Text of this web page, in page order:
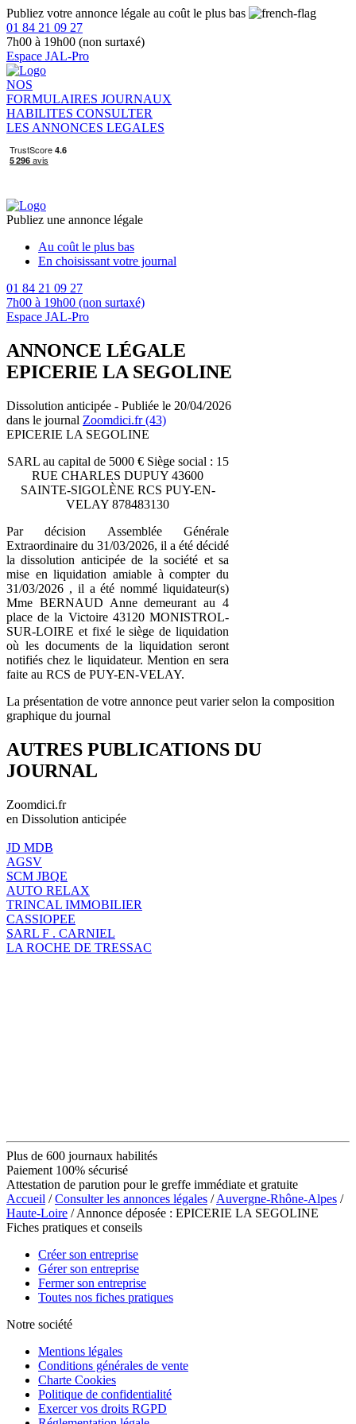
Publiez votre annonce légale au coût le plus bas
01 84 21 09 27
7h00 à 19h00 (non surtaxé)
Espace JAL-Pro
NOS
FORMULAIRES JOURNAUX
HABILITES CONSULTER
LES ANNONCES LEGALES
Publiez une annonce légale
Au coût le plus bas
En choisissant votre journal
01 84 21 09 27
7h00 à 19h00 (non surtaxé)
Espace JAL-Pro
ANNONCE LÉGALE
EPICERIE LA SEGOLINE
Dissolution anticipée - Publiée le 20/04/2026
dans le journal Zoomdici.fr (43)
EPICERIE LA SEGOLINE
SARL au capital de 5000 € Siège social : 15
RUE CHARLES DUPUY 43600
SAINTE-SIGOLÈNE RCS PUY-EN-
VELAY 878483130
Par décision Assemblée Générale
Extraordinaire du 31/03/2026, il a été décidé
la dissolution anticipée de la société et sa
mise en liquidation amiable à compter du
31/03/2026 , il a été nommé liquidateur(s)
Mme BERNAUD Anne demeurant au 4
place de la Victoire 43120 MONISTROL-
SUR-LOIRE et fixé le siège de liquidation
où les documents de la liquidation seront
notifiés chez le liquidateur. Mention en sera
faite au RCS de PUY-EN-VELAY.
La présentation de votre annonce peut varier selon la composition
graphique du journal
AUTRES PUBLICATIONS DU
JOURNAL
Zoomdici.fr
en Dissolution anticipée
JD MDB
AGSV
SCM JBQE
AUTO RELAX
TRINCAL IMMOBILIER
CASSIOPEE
SARL F . CARNIEL
LA ROCHE DE TRESSAC
Plus de 600 journaux habilités
Paiement 100% sécurisé
Attestation de parution pour le greffe immédiate et gratuite
Accueil /Consulter les annonces légales /Auvergne-Rhône-Alpes /
Haute-Loire / Annonce déposée : EPICERIE LA SEGOLINE
Fiches pratiques et conseils
Créer son entreprise
Gérer son entreprise
Fermer son entreprise
Toutes nos fiches pratiques
Notre société
Mentions légales
Conditions générales de vente
Charte Cookies
Politique de confidentialité
Exercer vos droits RGPD